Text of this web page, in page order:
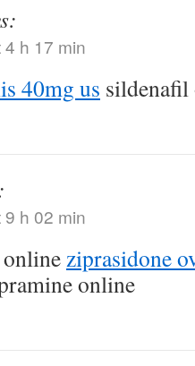
h 17 min
40mg us sildenafil
h 02 min
ziprasidone
online